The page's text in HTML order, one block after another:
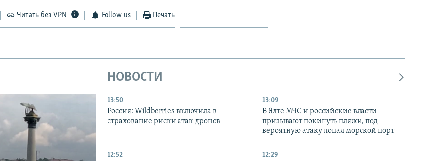
Читать без VPN Follow us Печать
НОВОСТИ
13:50
Россия: Wildberries включила в
страхование риски атак дронов
13:09
В Ялте МЧС и российские власти
призывают покинуть пляжи, под
вероятную атаку попал морской порт
12:52 12:29